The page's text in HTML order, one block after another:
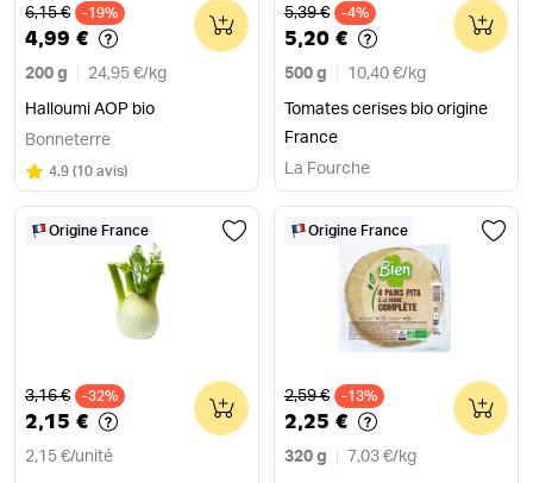
Ancien prix
6,15 € -19%
4,99 €
200 g 24,95 €/ kg
Halloumi AOP bio
0
Bonneterre
Note
4.9 sur 5
(10 avis)
Ancien prix
5,39 € -4%
5,20 €
500 g 10,40 €/ kg
Tomates cerises bio origine
France
0
La Fourche
Origine France
Ancien prix
3,16 € -32%
2,15 €
2,15 €/unité
0
Origine France
Ancien prix
2,59 € -13%
2,25 €
320 g 7,03 €/ kg
0